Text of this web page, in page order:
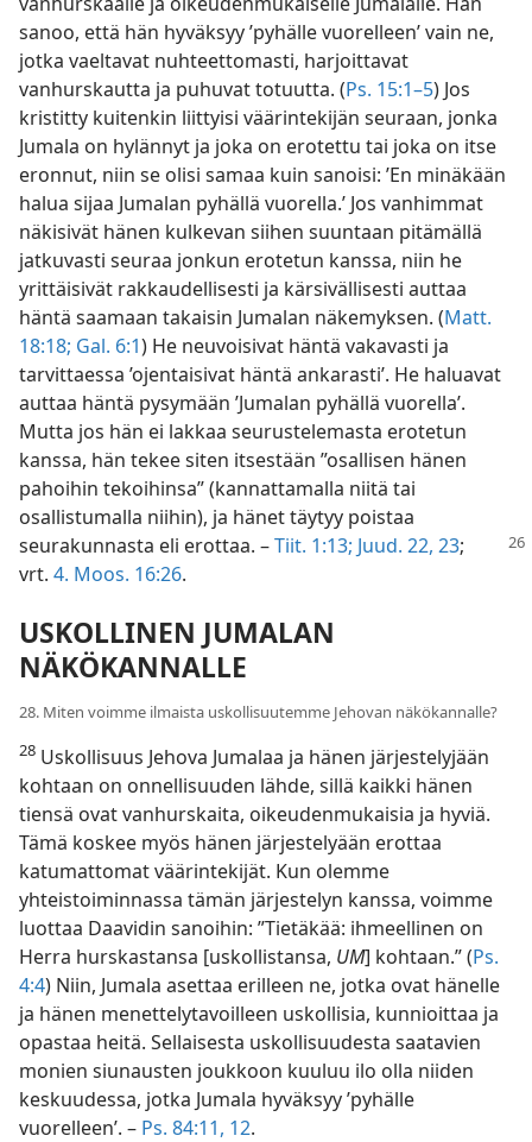
sanoo, että hän hyväksyy ’pyhälle vuorelleen’ vain ne,
jotka vaeltavat nuhteettomasti, harjoittavat
vanhurskautta ja puhuvat totuutta. (Ps. 15:1–5) Jos
kristitty kuitenkin liittyisi väärintekijän seuraan, jonka
Jumala on hylännyt ja joka on erotettu tai joka on itse
eronnut, niin se olisi samaa kuin sanoisi: ’En minäkään
halua sijaa Jumalan pyhällä vuorella.’ Jos vanhimmat
näkisivät hänen kulkevan siihen suuntaan pitämällä
jatkuvasti seuraa jonkun erotetun kanssa, niin he
yrittäisivät rakkaudellisesti ja kärsivällisesti auttaa
häntä saamaan takaisin Jumalan näkemyksen. (Matt.
18:18; Gal. 6:1) He neuvoisivat häntä vakavasti ja
tarvittaessa ’ojentaisivat häntä ankarasti’. He haluavat
auttaa häntä pysymään ’Jumalan pyhällä vuorella’.
Mutta jos hän ei lakkaa seurustelemasta erotetun
kanssa, hän tekee siten itsestään ”osallisen hänen
pahoihin tekoihinsa” (kannattamalla niitä tai
osallistumalla niihin), ja hänet täytyy poistaa
seurakunnasta eli erottaa. –Tiit. 1:13; Juud. 22, 23;
vrt. 4. Moos. 16:26.
USKOLLINEN JUMALAN
NÄKÖKANNALLE
28. Miten voimme ilmaista uskollisuutemme Jehovan näkökannalle?
28 Uskollisuus Jehova Jumalaa ja hänen järjestelyjään
kohtaan on onnellisuuden lähde, sillä kaikki hänen
tiensä ovat vanhurskaita, oikeudenmukaisia ja hyviä.
Tämä koskee myös hänen järjestelyään erottaa
katumattomat väärintekijät. Kun olemme
yhteistoiminnassa tämän järjestelyn kanssa, voimme
luottaa Daavidin sanoihin: ”Tietäkää: ihmeellinen on
Herra hurskastansa [uskollistansa, UM] kohtaan.” (Ps.
4:4) Niin, Jumala asettaa erilleen ne, jotka ovat hänelle
ja hänen menettelytavoilleen uskollisia, kunnioittaa ja
opastaa heitä. Sellaisesta uskollisuudesta saatavien
monien siunausten joukkoon kuuluu ilo olla niiden
keskuudessa, jotka Jumala hyväksyy ’pyhälle
vuorelleen’. – Ps. 84:11, 12.